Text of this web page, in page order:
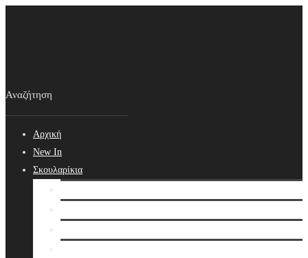
Αρχική
New In
Σκουλαρίκια